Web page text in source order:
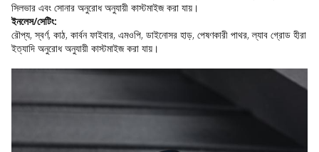
সিলভার এবং সোনার অনুরোধ অনুযায়ী কাস্টমাইজ করা যায়।
ইনলেস/সেটিং:
রৌপ্য, স্বর্ণ, কাঠ, কার্বন ফাইবার, এমওপি, ডাইনোসর হাড়, পেষণকারী পাথর, ল্যাব গ্রোড হীরা
ইত্যাদি অনুরোধ অনুযায়ী কাস্টমাইজ করা যায়।